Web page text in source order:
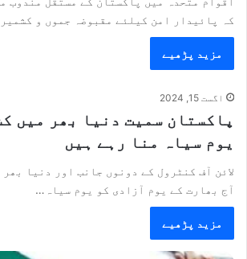
کہ پائیدار امن کیلئے مقبوضہ جموں و
مزید پڑھیے
اگست 15, 2024
پاکستان سمیت دنیا بھر میں
یوم سیاہ منا رہے ہیں
لائن آف کنٹرول کے دونوں جانب اور دنیا
آج بھارت کے یوم آزادی کو یوم سیاہ…
مزید پڑھیے